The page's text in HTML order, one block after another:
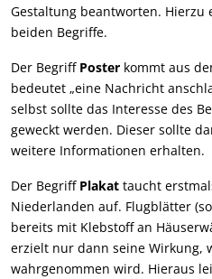
Gestaltung beantworten. Hierzu
beiden Begriffe.
Der Begriff Poster kommt aus
bedeutet „eine Nachricht
selbst sollte das Interesse des
geweckt werden. Dieser sollte
weitere Informationen erhalten.
Der Begriff Plakat taucht
Niederlanden auf. Flugblätter
bereits mit Klebstoff an
erzielt nur dann seine Wirkung,
wahrgenommen wird. Hieraus